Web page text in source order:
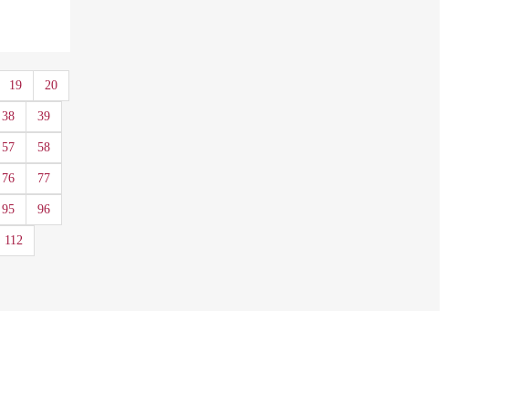
19 20
38 39
57 58
76 77
95 96
112